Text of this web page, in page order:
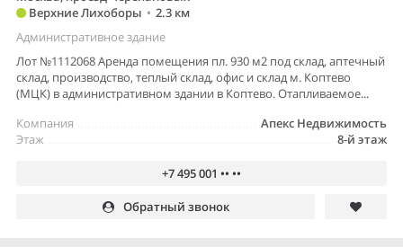
Верхние Лихоборы • 2.3 км
Административное здание
Лот №1112068 Аренда помещения пл. 930 м2 под склад, аптечный
склад, производство, теплый склад, офис и склад м. Коптево
(МЦК) в административном здании в Коптево. Отапливаемое...
Апекс Недвижимость
Компания
8-й этаж
Этаж
+7 495 001 •• ••
Обратный звонок